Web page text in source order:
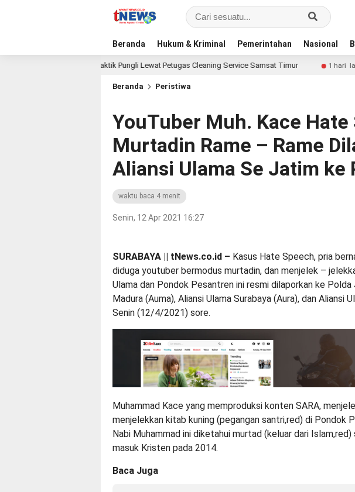
Beranda Hukum & Kriminal Pemerintahan Nasional
Diduga Praktik Pungli Lewat Petugas Cleaning Service Samsat Timur 1 hari lalu Pakar
Beranda Peristiwa
YouTuber Muh. Kace Hate
Murtadin Rame – Rame
Aliansi Ulama Se Jatim ke
waktu baca 4 menit
Senin, 12 Apr 2021 16:27
SURABAYA || tNews.co.id – Kasus Hate Speech, pria
diduga youtuber bermodus murtadin, dan menjelek –
Ulama dan Pondok Pesantren ini resmi dilaporkan ke
Madura (Auma), Aliansi Ulama Surabaya (Aura), dan Aliansi
Senin (12/4/2021) sore.
Muhammad Kace yang memproduksi konten SARA,
menjelekkan kitab kuning (pegangan santri,red) di Pondok
Nabi Muhammad ini diketahui murtad (keluar dari
masuk Kristen pada 2014.
Baca Juga